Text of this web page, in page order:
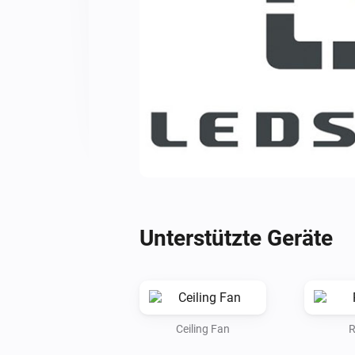
Unterstützte Geräte
Ceiling Fan